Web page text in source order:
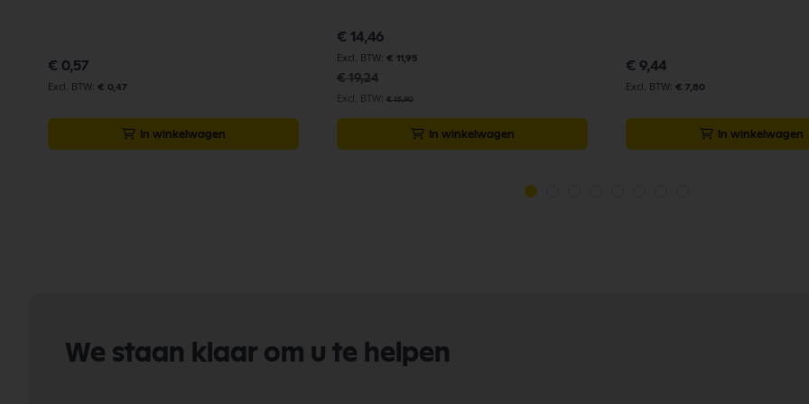
€ 0,57
€ 0,47
In winkelwagen
Speciale
prijs
€ 14,46
€ 11,95
€ 19,24
€ 15,90
In winkelwagen
€ 9,44
€ 7,80
In winkelwagen
We staan klaar om u te helpen